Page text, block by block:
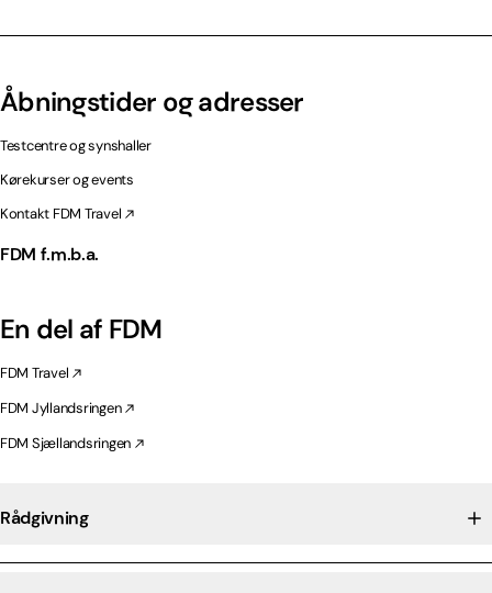
Åbningstider og adresser
Testcentre og synshaller
Kørekurser og events
Kontakt FDM Travel
FDM f.m.b.a.
En del af FDM
FDM Travel
FDM Jyllandsringen
FDM Sjællandsringen
Rådgivning